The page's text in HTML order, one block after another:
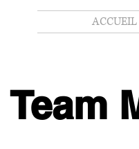
ACCUEIL
Team